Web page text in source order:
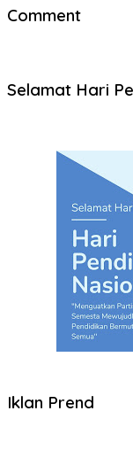
Comment
Selamat Hari
Iklan Prend